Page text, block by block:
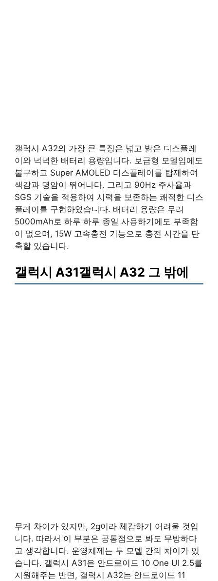
갤럭시 A32의 가장 큰 특징은 넓고 밝은 디스플레
이와 넉넉한 배터리 용량입니다. 보급형 모델임에도
불구하고 Super AMOLED 디스플레이를 탑재하여
색감과 명암이 뛰어나다. 그리고 90Hz 주사율과
SGS 기술을 적용하여 시력을 보존하는 쾌적한 디스
플레이를 구현하였습니다. 배터리 용량은 무려
5000mAh로 하루 하루 종일 사용하기에도 부족함
이 없으며, 15W 고속충전 기능으로 충전 시간을 단
축할 있습니다.
갤럭시 A31갤럭시 A32 그 밖에
무게 차이가 있지만, 2g이라 체감하기 어려울 것입
니다. 따라서 이 부분은 공통점으로 봐도 무방하다
고 생각합니다. 운영체제는 두 모델 간의 차이가 있
습니다. 갤럭시 A31은 안드로이드 10 One UI 2.5를
지원해주는 반면, 갤럭시 A32는 안드로이드 11